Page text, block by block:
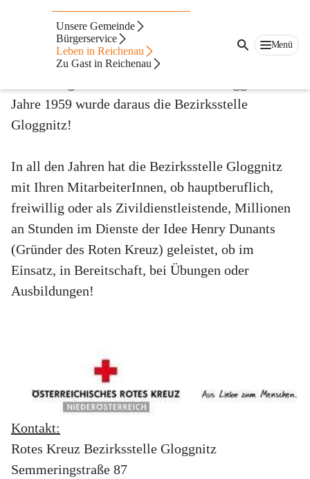
Unsere Gemeinde
Bürgerservice
Leben in Reichenau
Zu Gast in Reichenau
Menü
Rotes Kreuz
Bezirksstelle Gloggnitz
Jahre 1959 wurde daraus die Bezirksstelle
Gloggnitz!
In all den Jahren hat die Bezirksstelle Gloggnitz
mit Ihren MitarbeiterInnen, ob hauptberuflich,
freiwillig oder als Zivildienstleistende, Millionen
an Stunden im Dienste der Idee Henry Dunants
(Gründer des Roten Kreuz) geleistet, ob im
Einsatz, in Bereitschaft, bei Übungen oder
Ausbildungen!
Kontakt:
Rotes Kreuz Bezirksstelle Gloggnitz
Semmeringstraße 87